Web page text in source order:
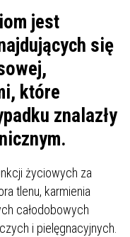
jest
się
które
znalazły
życiowych za
tlenu, karmienia
całodobowych
i pielęgnacyjnych.